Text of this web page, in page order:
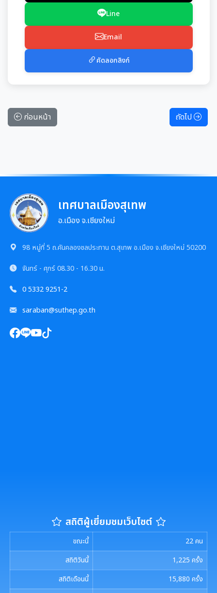
Line
Email
คัดลอกลิงก์
ก่อนหน้า ถัดไป
เทศบาลเมืองสุเทพ
อ.เมือง จ.เชียงใหม่
98 หมู่ที่ 5 ถ.คันคลองชลประทาน ต.สุเทพ อ.เมือง จ.เชียงใหม่ 50200
จันทร์ - ศุกร์08.30 - 16.30 น.
0 5332 9251-2
saraban@suthep.go.th
สถิติผู้เยี่ยมชมเว็บไซต์
ขณะนี้ 22คน
สถิติวันนี้
1,225 ครั้ง
สถิติเดือนนี้
15,880 ครั้ง